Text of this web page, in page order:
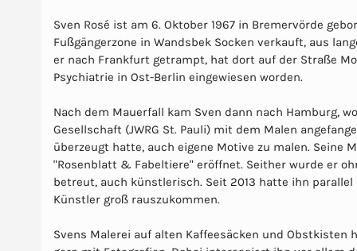
Sven Rosé ist am 6. Oktober 1967 in Bremervörde
Fußgängerzone in Wandsbek Socken verkauft, aus
er nach Frankfurt getrampt, hat dort auf der Straße
Psychiatrie in Ost-Berlin eingewiesen worden.
Nach dem Mauerfall kam Sven dann nach Hamburg,
Gesellschaft (JWRG St. Pauli) mit dem Malen
überzeugt hatte, auch eigene Motive zu malen. Seine
"Rosenblatt & Fabeltiere" eröffnet. Seither wurde er
betreut, auch künstlerisch. Seit 2013 hatte ihn
Künstler groß rauszukommen.
Svens Malerei auf alten Kaffeesäcken und